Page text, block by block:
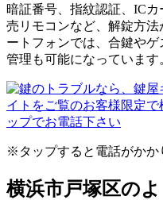
暗証番号、指紋認証、IC
売リモコンなど、解錠方
ートフォンでは、合鍵や
管理も可能になっています
※タップすると電話がかか
横浜市戸塚区の